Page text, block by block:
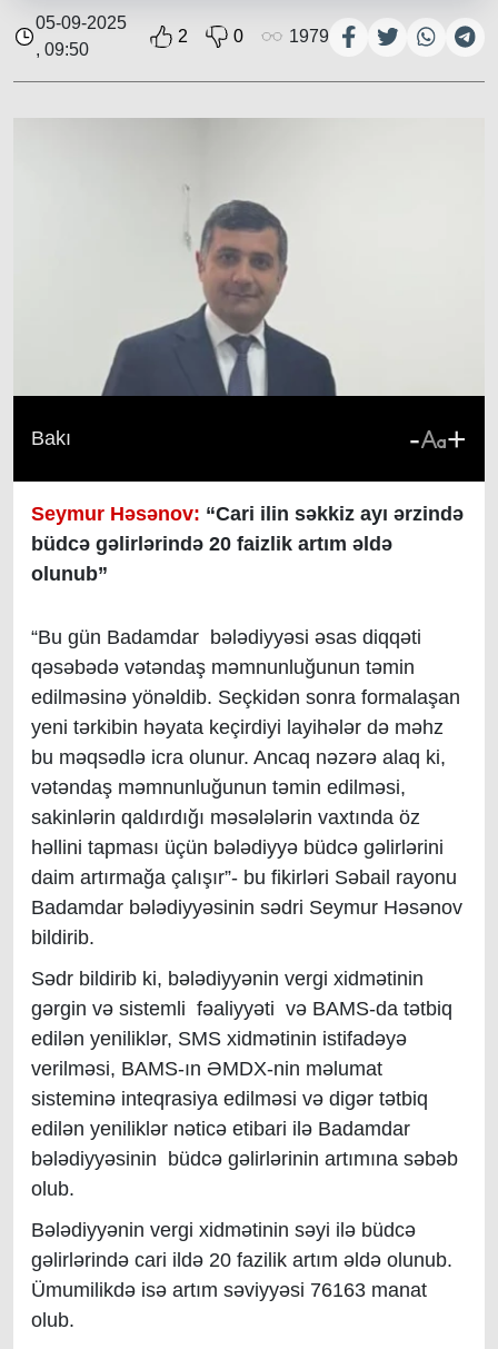
05-09-2025
, 09:50
2 0 1979
Bakı - +
Seymur Həsənov: “Cari ilin səkkiz ayı ərzində
büdcə gəlirlərində 20 faizlik artım əldə
olunub”
“Bu gün Badamdar bələdiyyəsi əsas diqqəti
qəsəbədə vətəndaş məmnunluğunun təmin
edilməsinə yönəldib. Seçkidən sonra formalaşan
yeni tərkibin həyata keçirdiyi layihələr də məhz
bu məqsədlə icra olunur. Ancaq nəzərə alaq ki,
vətəndaş məmnunluğunun təmin edilməsi,
sakinlərin qaldırdığı məsələlərin vaxtında öz
həllini tapması üçün bələdiyyə büdcə gəlirlərini
daim artırmağa çalışır”- bu fikirləri Səbail rayonu
Badamdar bələdiyyəsinin sədri Seymur Həsənov
bildirib.
Sədr bildirib ki, bələdiyyənin vergi xidmətinin
gərgin və sistemli fəaliyyəti və BAMS-da tətbiq
edilən yeniliklər, SMS xidmətinin istifadəyə
verilməsi, BAMS-ın ƏMDX-nin məlumat
sisteminə inteqrasiya edilməsi və digər tətbiq
edilən yeniliklər nəticə etibari ilə Badamdar
bələdiyyəsinin büdcə gəlirlərinin artımına səbəb
olub.
Bələdiyyənin vergi xidmətinin səyi ilə büdcə
gəlirlərində cari ildə 20 fazilik artım əldə olunub.
Ümumilikdə isə artım səviyyəsi 76163 manat
olub.